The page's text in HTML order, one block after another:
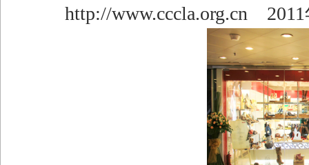
http://www.cccla.org.cn